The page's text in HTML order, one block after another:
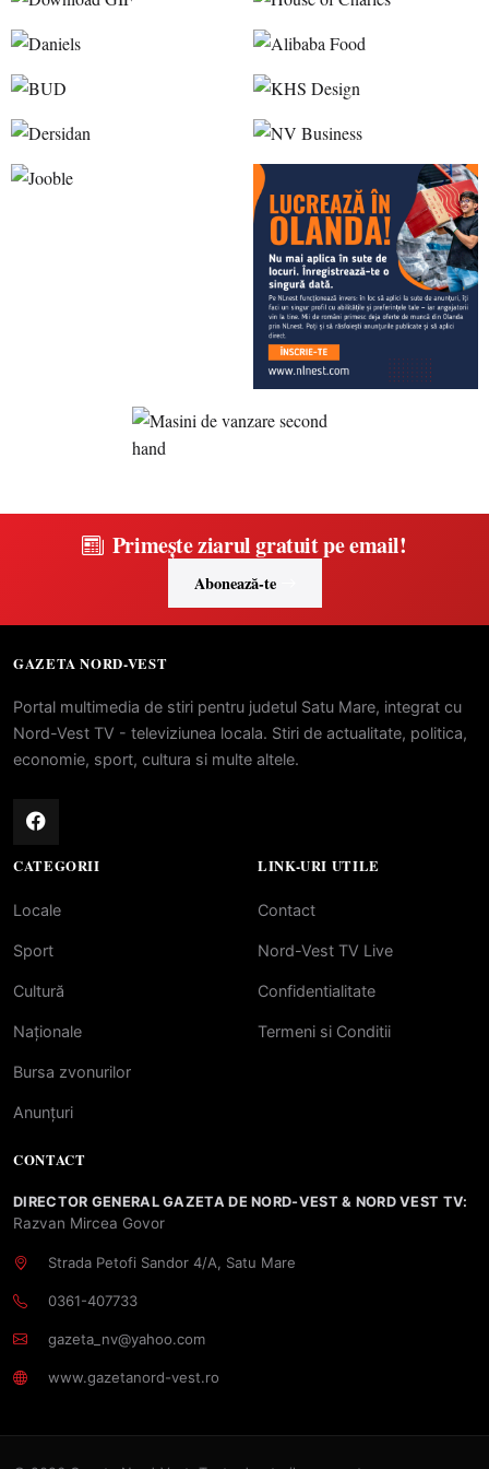
Primește ziarul gratuit pe email!
Abonează-te
GAZETA NORD-VEST
Portal multimedia de stiri pentru judetul Satu Mare, integrat cu
Nord-Vest TV - televiziunea locala. Stiri de actualitate, politica,
economie, sport, cultura si multe altele.
CATEGORII
Locale
Sport
Cultură
Naționale
Bursa zvonurilor
Anunțuri
LINK-URI UTILE
Contact
Nord-Vest TV Live
Confidentialitate
Termeni si Conditii
CONTACT
DIRECTOR GENERAL GAZETA DE NORD-VEST & NORD VEST TV:
Razvan Mircea Govor
Strada Petofi Sandor 4/A, Satu Mare
0361-407733
gazeta_nv@yahoo.com
www.gazetanord-vest.ro